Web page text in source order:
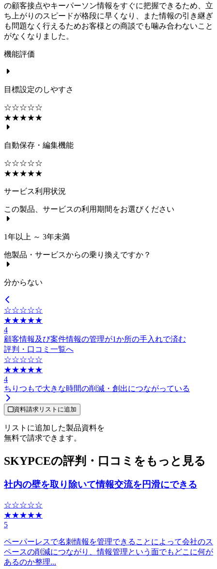
の顧客接点やキーパーソン情報をすぐに把握できるため、立
ち上がりのスピードが格段に早くなり、また情報の引き継ぎ
も問題なく行えるためお客様との商談でも噛み合わないこと
がなくなりました。
機能評価
目標設定のしやすさ
☆☆☆☆☆
★★★★★
自動保存・編集機能
☆☆☆☆☆
★★★★★
サービス利用状況
この製品、サービスの利用期間をお選びください
1年以上 ～ 3年未満
他製品・サービスからの乗り換えですか？
分からない
☆☆☆☆☆
★★★★★
4
顧客情報及び案件情報の管理が1か所の手入れで済む
評判・口コミ一覧へ
☆☆☆☆☆
★★★★★
4
ちりつもで大きな時間の削減・創出につながっている
資料請求リストに追加
リストに追加した製品資料を
無料で請求できます。
SKYPCEの評判・口コミをもっと見る
社内の壁を取り除いて情報交流を円滑にできる
☆☆☆☆☆
★★★★★
5
ペーパーレスで名刺情報を管理できることによって会社のス
ペースの削減につながり、情報管理という面でもどこに何が
あるのか整理...